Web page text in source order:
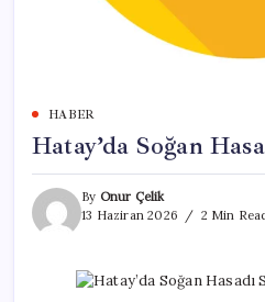
HABER
Hatay’da Soğan
By Onur Çelik
13 Haziran 2026
2 Min